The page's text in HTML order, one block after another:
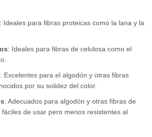
: Ideales para fibras proteicas como la lana y la
: Ideales para fibras de celulosa como el
: Excelentes para el algodón y otras fibras
por su solidez del color.
: Adecuados para algodón y otras fibras de
de usar pero menos resistentes al